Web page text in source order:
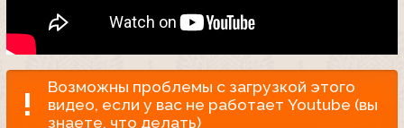
Возможны проблемы с загрузкой этого
видео, если у вас не работает Youtube (вы
знаете, что делать)